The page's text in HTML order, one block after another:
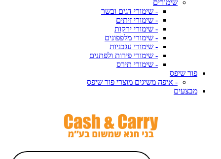
שימורים
- שימורי דגים ובשר
- שימורי זיתים
- שימורי ירקות
- שימורי מלפפונים
- שימורי עגבניות
- שימורי פירות ולפתנים
- שימורי תירס
פור שיפס
- איפה משיגים מוצרי פור שיפס
מבצעים